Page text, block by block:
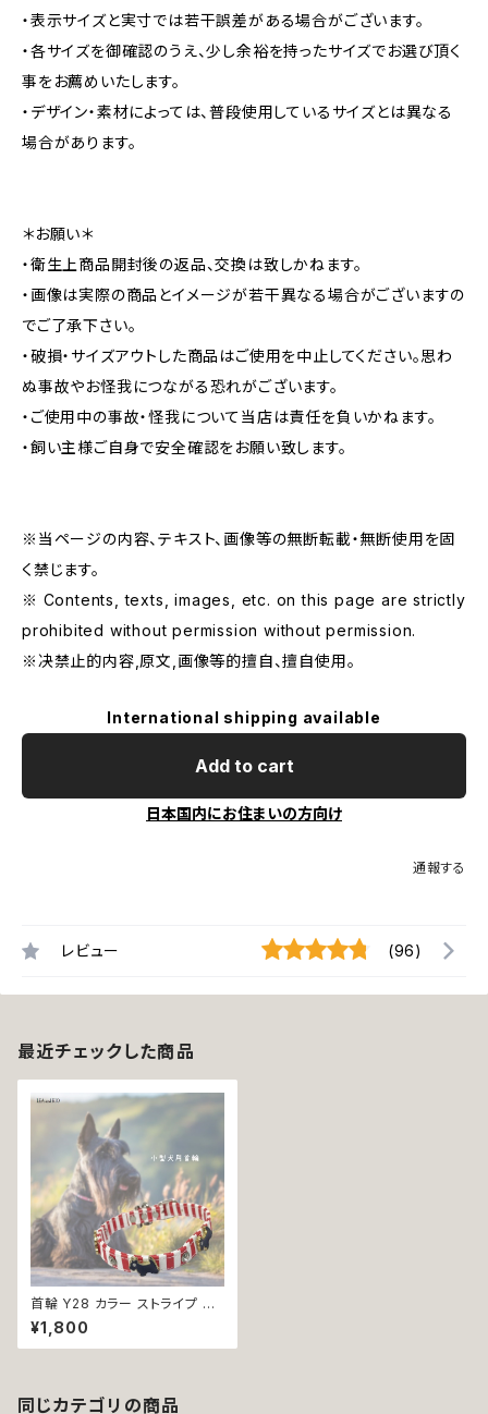
・表示サイズと実寸では若干誤差がある場合がございます。
・各サイズを御確認のうえ、少し余裕を持ったサイズでお選び頂く
事をお薦めいたします。
・デザイン・素材によっては、普段使用しているサイズとは異なる
場合があります。
＊お願い＊
・衛生上商品開封後の返品、交換は致しかねます。
・画像は実際の商品とイメージが若干異なる場合がございますの
でご了承下さい。
・破損・サイズアウトした商品はご使用を中止してください。思わ
ぬ事故やお怪我につながる恐れがございます。
・ご使用中の事故・怪我について当店は責任を負いかねます。
・飼い主様ご自身で安全確認をお願い致します。
※当ページの内容、テキスト、画像等の無断転載・無断使用を固
く禁じます。
※ Contents, texts, images, etc. on this page are strictly
prohibited without permission without permission.
※决禁止的内容,原文,画像等的擅自、擅自使用。
International shipping available
Add to cart
日本国内にお住まいの方向け
通報する
レビュー (96)
最近チェックした商品
首輪 Y28 カラー ストライプ ハ
ート ストーン 散歩 お出掛け お
しゃれ 犬 猫 ペット ドッグウェア
返品交換不可
¥1,800
同じカテゴリの商品